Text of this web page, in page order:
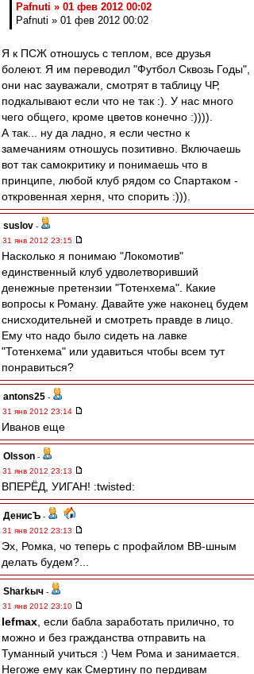
Pafnuti » 01 фев 2012 00:02
Pafnuti » 01 фев 2012 00:02
Я к ПСЖ отношусь с теплом, все друзья
болеют. Я им переводил "Футбол Сквозь Годы",
они нас зауважали, смотрят в таблицу ЧР,
подкалывают если что не так :). У нас много
чего общего, кроме цветов конечно :)))).
А так... ну да ладно, я если честно к
замечаниям отношусь позитивно. Включаешь
вот так самокритику и понимаешь что в
принципе, любой клуб рядом со Спартаком -
откровенная херня, что спорить :))).
suslov -
31 янв 2012 23:15
Насколько я понимаю "Локомотив"
единственный клуб удволетворивший
денежные претензии "Тотенхема". Какие
вопросы к Роману. Давайте уже наконец будем
снисходительней и смотреть правде в лицо.
Ему что надо было сидеть на лавке
"Тотенхема" или удавиться чтобы всем тут
понравиться?
antons25 -
31 янв 2012 23:14
Иванов еще
Olsson -
31 янв 2012 23:13
ВПЕРЁД, УИГАН! :twisted:
ДенисЪ -
31 янв 2012 23:13
Эх, Ромка, чо теперь с профайлом ВВ-шным
делать будем?...
Sharkыч -
31 янв 2012 23:10
lefmax , если бабла заработать прилично, то
можно и без гражданства отправить на
Туманный учиться :) Чем Рома и занимается.
Негоже ему как Смертину по пердивам